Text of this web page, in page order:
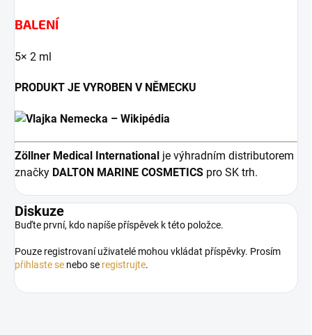
BALENÍ
5× 2 ml
PRODUKT JE VYROBEN V NĚMECKU
Zöllner Medical International je výhradním distributorem
značky DALTON MARINE COSMETICS pro SK trh.
Diskuze
Buďte první, kdo napíše příspěvek k této položce.
Pouze registrovaní uživatelé mohou vkládat příspěvky. Prosím
přihlaste se nebo se registrujte.